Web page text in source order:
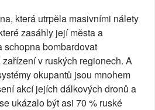
která utrpěla masivními nálety
zasáhly její města a
schopna bombardovat
v ruských regionech. A
okupantů jsou mnohem
akcí jejích dálkových dronů a
ukázalo být asi 70 % ruské